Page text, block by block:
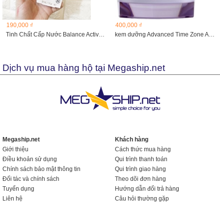
190,000 ₫
Tinh Chất Cấp Nước Balance Active Formula Hyaluronic Deep...
400,000 ₫
kem dưỡng Advanced Time Zone Age Reversing Line/Wrinkle...
Dịch vụ mua hàng hộ tại Megaship.net
Megaship.net
Giới thiệu
Điều khoản sử dụng
Chính sách bảo mật thông tin
Đối tác và chính sách
Tuyển dụng
Liên hệ
Khách hàng
Cách thức mua hàng
Qui trình thanh toán
Qui trình giao hàng
Theo dõi đơn hàng
Hướng dẫn đổi trả hàng
Câu hỏi thường gặp